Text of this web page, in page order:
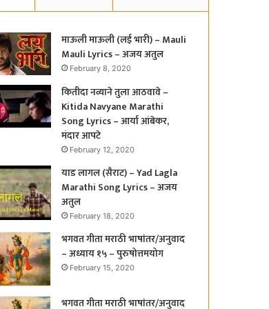
माऊली माऊली (लई भारी) – Mauli
Mauli Lyrics – अजय अतुल
February 8, 2020
कितीदा नव्याने तुला आठवावे –
Kitida Navyane Marathi
Song Lyrics – आर्या आंबेकर,
मंदार आपटे
February 12, 2020
याड लागल (सैराट) – Yad Lagla
Marathi Song Lyrics – अजय
अतुल
February 18, 2020
भगवत गीता मराठी भाषांतर/अनुवाद
– अध्याय १५ – पुरुषोत्तमयोग
February 15, 2020
भगवत गीता मराठी भाषांतर/अनुवाद